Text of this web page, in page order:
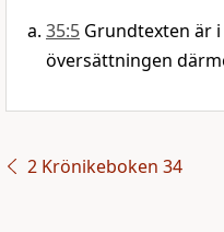
35:5 Grundtexten är
översättningen
2 Krönikeboken 34